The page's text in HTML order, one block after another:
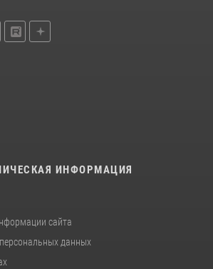
ИНФОРМАЦИЯ
сайта
данных